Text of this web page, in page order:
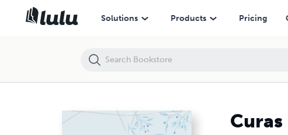
Solutions Products Pricing
Curas Naturais